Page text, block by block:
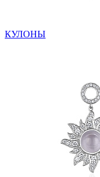
КУЛОНЫ